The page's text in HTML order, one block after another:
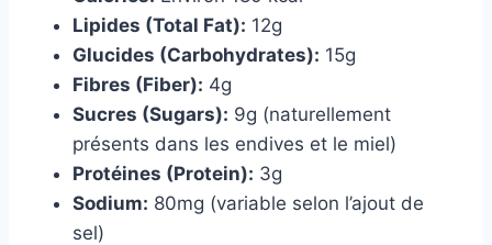
Lipides (Total Fat): 12g
Glucides (Carbohydrates): 15g
Fibres (Fiber): 4g
Sucres (Sugars): 9g (naturellement
présents dans les endives et le miel)
Protéines (Protein): 3g
Sodium: 80mg (variable selon l’ajout de
sel)